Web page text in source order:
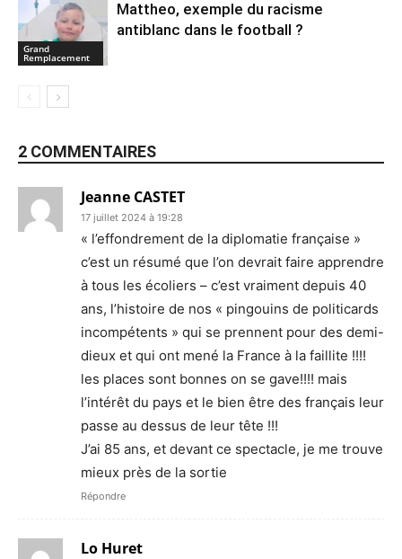
Grand
Remplacement
Mattheo, exemple du racisme
antiblanc dans le football ?
2 COMMENTAIRES
Jeanne CASTET
17 juillet 2024 à 19:28
« l’effondrement de la diplomatie française »
c’est un résumé que l’on devrait faire apprendre
à tous les écoliers – c’est vraiment depuis 40
ans, l’histoire de nos « pingouins de politicards
incompétents » qui se prennent pour des demi-
dieux et qui ont mené la France à la faillite !!!!
les places sont bonnes on se gave!!!! mais
l’intérêt du pays et le bien être des français leur
passe au dessus de leur tête !!!
J’ai 85 ans, et devant ce spectacle, je me trouve
mieux près de la sortie
Répondre
Lo Huret